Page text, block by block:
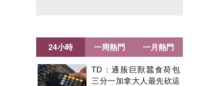
24小時
TD：通脹巨獸蠶食荷包
三分一加拿大人最先砍這
一周熱門 一月熱門